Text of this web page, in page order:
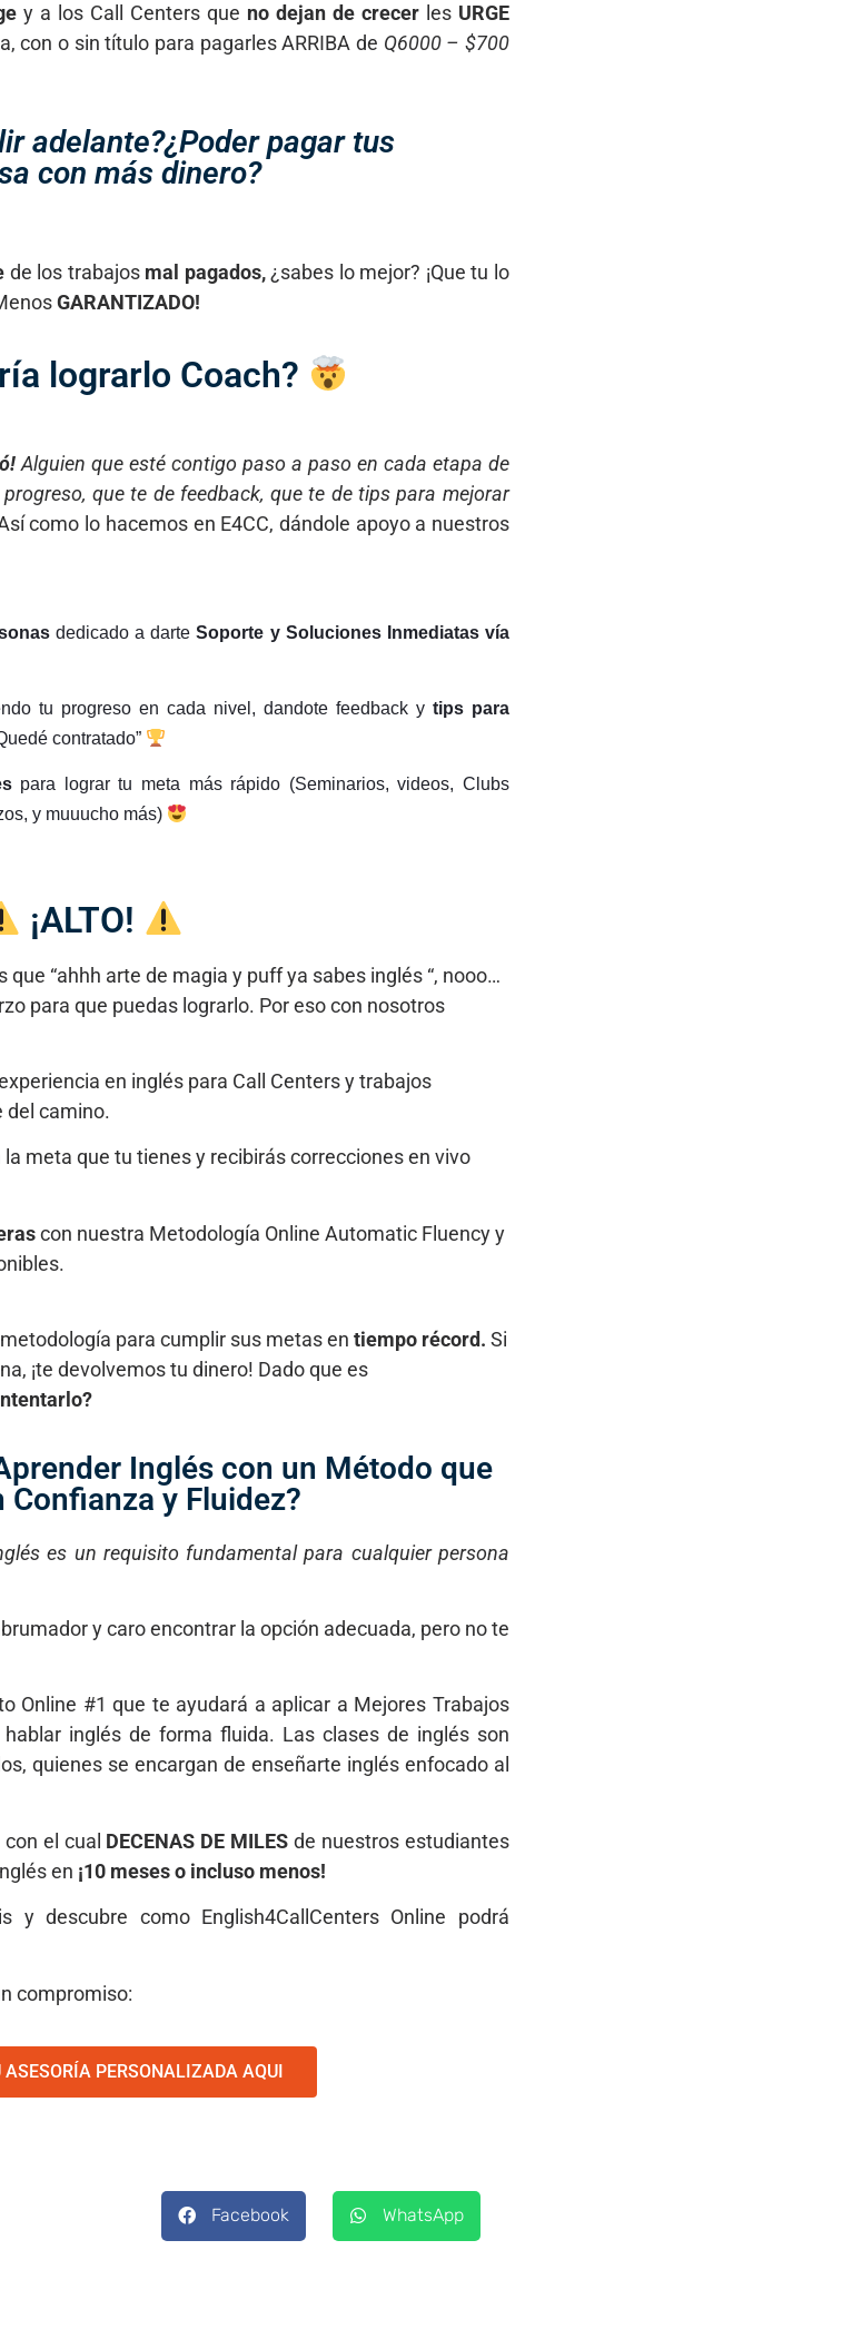
y a los Call Centers que no dejan de crecer les URGE
con o sin título para pagarles ARRIBA de Q6000 – $700
adelante?¿Poder pagar tus
con más dinero?
de los trabajos mal pagados,¿sabes lo mejor? ¡Que tu lo
GARANTIZADO!
lograrlo Coach?
Alguien que esté contigo paso a paso en cada etapa de
que te de feedback, que te de tips para mejorar
como lo hacemos en E4CC, dándole apoyo a nuestros
dedicado a darte Soporte y SolucionesInmediatas vía
tu progreso en cada nivel, dandote feedback y tips para
contratado”
para lograr tu meta más rápido (Seminarios, videos, Clubs
y muuucho más)
¡ALTO!
que “ahhh arte de magia y puff ya sabes inglés “, nooo…
para que puedas lograrlo. Por eso con nosotros
en inglés para Call Centers y trabajos
del camino.
la meta que tu tienes y recibirás correcciones en vivo
con nuestra Metodología Online Automatic Fluency y
para cumplir sus metas entiempo récord.Si
¡te devolvemos tu dinero! Dado que es
Inglés con un Método que
y Fluidez?
es un requisito fundamental para cualquier persona
y caro encontrar la opción adecuada, pero no te
Online #1 que te ayudará a aplicar a Mejores Trabajos
inglés de forma fluida. Las clases de inglés son
quienes se encargan de enseñarte inglés enfocado al
el cual DECENAS DE MILESde nuestros estudiantes
en ¡10 meses o incluso menos!
y descubre como English4CallCenters Online podrá
compromiso:
ASESORÍA PERSONALIZADA AQUI
Facebook WhatsApp